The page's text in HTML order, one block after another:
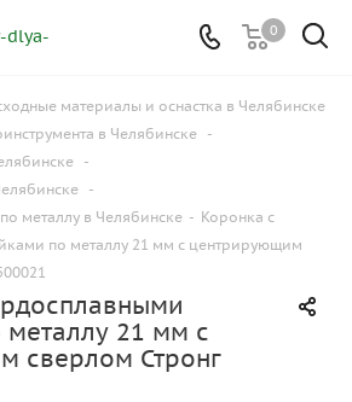
0
материалы и оснастка в Челябинске
в Челябинске -
-
-
металлу в Челябинске - Коронка с
по металлу 21 мм с центрирующим
21 мм с
сверлом Стронг